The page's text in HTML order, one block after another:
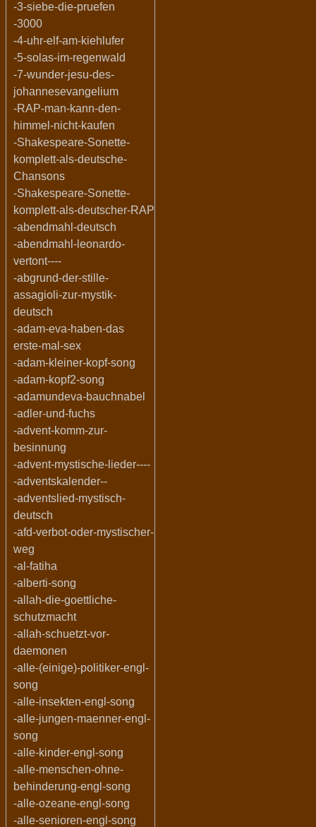
-3-siebe-die-pruefen
-3000
-4-uhr-elf-am-kiehlufer
-5-solas-im-regenwald
-7-wunder-jesu-des-
johannesevangelium
-RAP-man-kann-den-
himmel-nicht-kaufen
-Shakespeare-Sonette-
komplett-als-deutsche-
Chansons
-Shakespeare-Sonette-
komplett-als-deutscher-RAP
-abendmahl-deutsch
-abendmahl-leonardo-
vertont----
-abgrund-der-stille-
assagioli-zur-mystik-
deutsch
-adam-eva-haben-das
erste-mal-sex
-adam-kleiner-kopf-song
-adam-kopf2-song
-adamundeva-bauchnabel
-adler-und-fuchs
-advent-komm-zur-
besinnung
-advent-mystische-lieder----
-adventskalender--
-adventslied-mystisch-
deutsch
-afd-verbot-oder-mystischer-
weg
-al-fatiha
-alberti-song
-allah-die-goettliche-
schutzmacht
-allah-schuetzt-vor-
daemonen
-alle-(einige)-politiker-engl-
song
-alle-insekten-engl-song
-alle-jungen-maenner-engl-
song
-alle-kinder-engl-song
-alle-menschen-ohne-
behinderung-engl-song
-alle-ozeane-engl-song
-alle-senioren-engl-song